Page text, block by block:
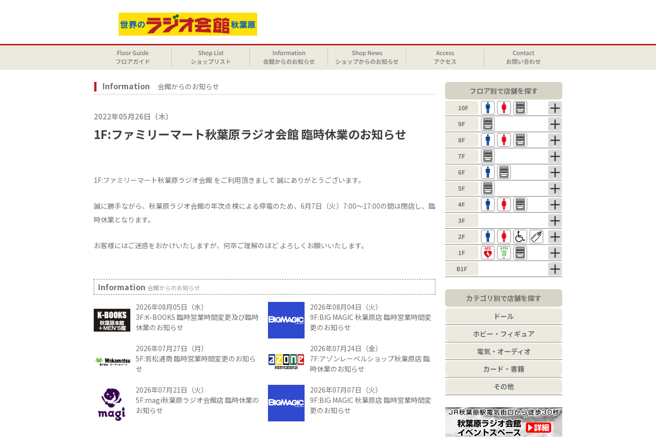
Information 会館からのお知らせ
2022年05月26日（木）
1F:ファミリーマート秋葉原ラジオ会館 臨時休業のお知らせ
1F:ファミリーマート秋葉原ラジオ会館 をご利用頂きまして 誠にありがとうございます。
誠に勝手ながら、秋葉原ラジオ会館の年次点検による停電のため、6月7日（火）7:00～17:00の間は閉店し、臨
時休業となります。
お客様にはご迷惑をおかけいたしますが、何卒ご理解のほど よろしくお願いいたします。
Information 会館からのお知らせ
2026年08月05日（水）
3F:K-BOOKS 臨時営業時間変更及び臨時
休業のお知らせ
2026年08月04日（火）
9F:BIG MAGIC 秋葉原店 臨時営業時間変
更のお知らせ
2026年07月27日（月）
5F:若松通商 臨時営業時間変更のお知ら
せ
2026年07月24日（金）
7F:アゾンレーベルショップ秋葉原店 臨
時休業のお知らせ
2026年07月21日（火）
5F:magi秋葉原ラジオ会館店 臨時休業の
お知らせ
2026年07月07日（火）
9F:BIG MAGIC 秋葉原店 臨時営業時間変
更のお知らせ
フロア別で店舗を探す
カテゴリ別で店舗を探す
ドール
ホビー・フィギュア
電気・オーディオ
カード・書籍
その他